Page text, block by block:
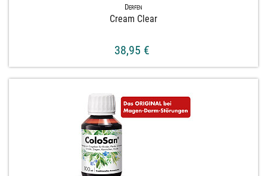
Derfen
Cream Clear
38,95 €